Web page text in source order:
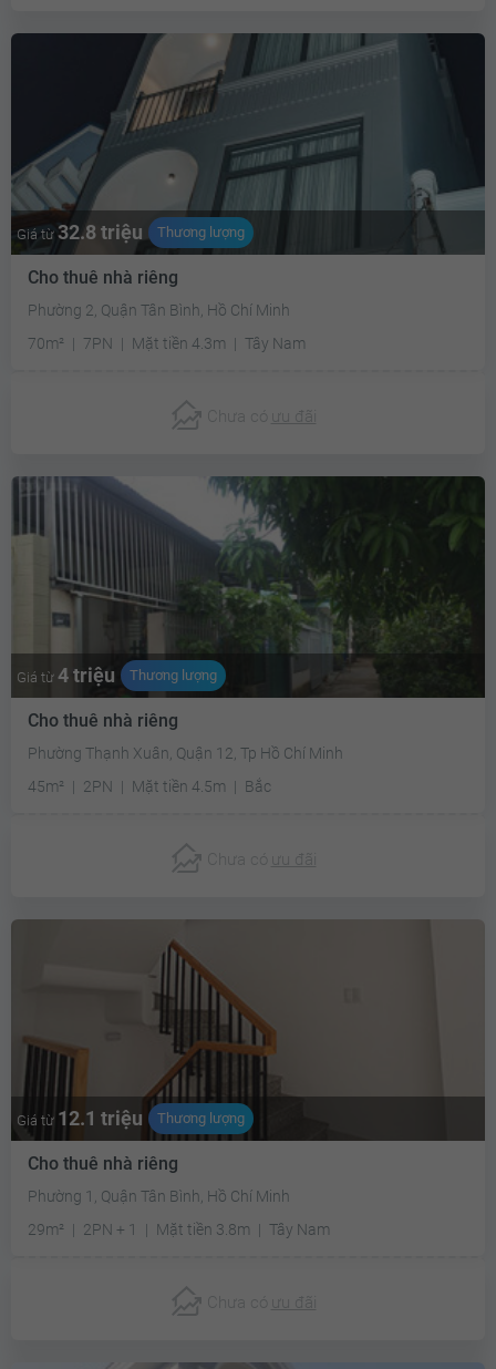
Giá từ 32.8 triệu Thương lượng
Cho thuê nhà riêng
Phường 2, Quận Tân Bình, Hồ Chí Minh
70m²
7PN Mặt tiền 4.3m Tây Nam
Chưa có ưu đãi
Giá từ 4 triệu Thương lượng
Cho thuê nhà riêng
Phường Thạnh Xuân, Quận 12, Tp Hồ Chí Minh
45m²
2PN Mặt tiền 4.5m Bắc
Chưa có ưu đãi
Giá từ 12.1 triệu Thương lượng
Cho thuê nhà riêng
Phường 1, Quận Tân Bình, Hồ Chí Minh
29m²
2PN + 1 Mặt tiền 3.8m Tây Nam
Chưa có ưu đãi